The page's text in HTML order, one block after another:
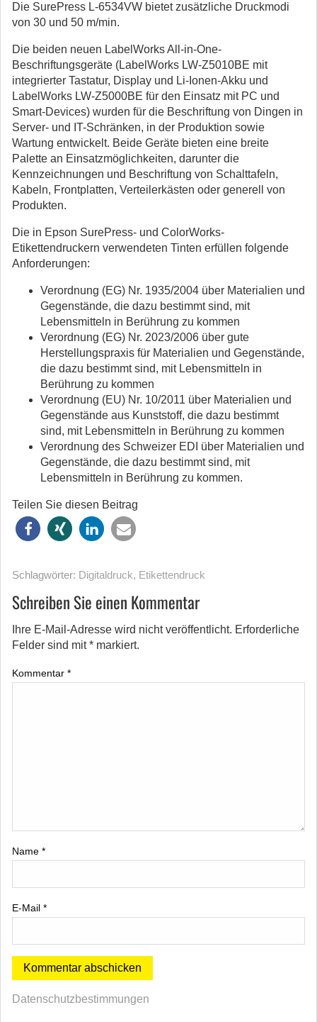
Die SurePress L-6534VW bietet zusätzliche Druckmodi
von 30 und 50 m/min.
Die beiden neuen LabelWorks All-in-One-
Beschriftungsgeräte (LabelWorks LW-Z5010BE mit
integrierter Tastatur, Display und Li-Ionen-Akku und
LabelWorks LW-Z5000BE für den Einsatz mit PC und
Smart-Devices) wurden für die Beschriftung von Dingen in
Server- und IT-Schränken, in der Produktion sowie
Wartung entwickelt. Beide Geräte bieten eine breite
Palette an Einsatzmöglichkeiten, darunter die
Kennzeichnungen und Beschriftung von Schalttafeln,
Kabeln, Frontplatten, Verteilerkästen oder generell von
Produkten.
Die in Epson SurePress- und ColorWorks-
Etikettendruckern verwendeten Tinten erfüllen folgende
Anforderungen:
Verordnung (EG) Nr. 1935/2004 über Materialien und
Gegenstände, die dazu bestimmt sind, mit
Lebensmitteln in Berührung zu kommen
Verordnung (EG) Nr. 2023/2006 über gute
Herstellungspraxis für Materialien und Gegenstände,
die dazu bestimmt sind, mit Lebensmitteln in
Berührung zu kommen
Verordnung (EU) Nr. 10/2011 über Materialien und
Gegenstände aus Kunststoff, die dazu bestimmt
sind, mit Lebensmitteln in Berührung zu kommen
Verordnung des Schweizer EDI über Materialien und
Gegenstände, die dazu bestimmt sind, mit
Lebensmitteln in Berührung zu kommen.
Teilen Sie diesen Beitrag
Schlagwörter: Digitaldruck, Etikettendruck
Schreiben Sie einen Kommentar
Ihre E-Mail-Adresse wird nicht veröffentlicht. Erforderliche
Felder sind mit* markiert.
Kommentar *
Name *
E-Mail *
Datenschutzbestimmungen